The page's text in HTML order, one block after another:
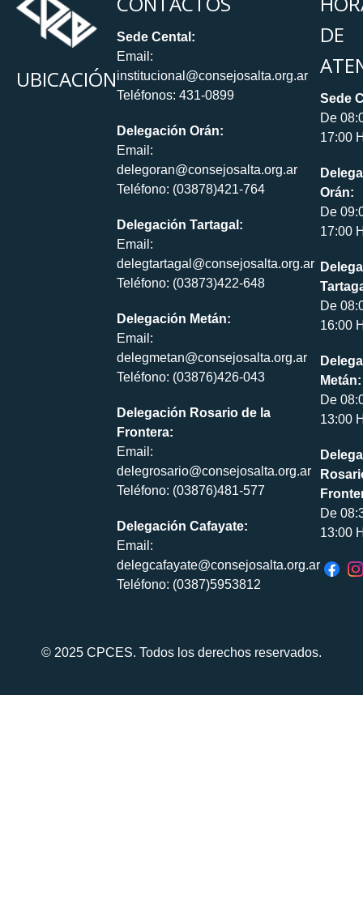
UBICACIÓN
Sede Cental:
Email:
institucional@consejosalta.org.ar
Teléfonos: 431-0899
Delegación Orán:
Email:
delegoran@consejosalta.org.ar
Teléfono: (03878)421-764
Delegación Tartagal:
Email:
delegtartagal@consejosalta.org.ar
Teléfono: (03873)422-648
Delegación Metán:
Email:
delegmetan@consejosalta.org.ar
Teléfono: (03876)426-043
Delegación Rosario de la
Frontera:
Email:
delegrosario@consejosalta.org.ar
Teléfono: (03876)481-577
Delegación Cafayate:
Email:
delegcafayate@consejosalta.org.ar
Teléfono: (0387)5953812
DE
Sede
De
17:00
Orán:
De
17:00
De
16:00
Metán:
De
13:00
De
13:00
© 2025 CPCES. Todos los derechos reservados.